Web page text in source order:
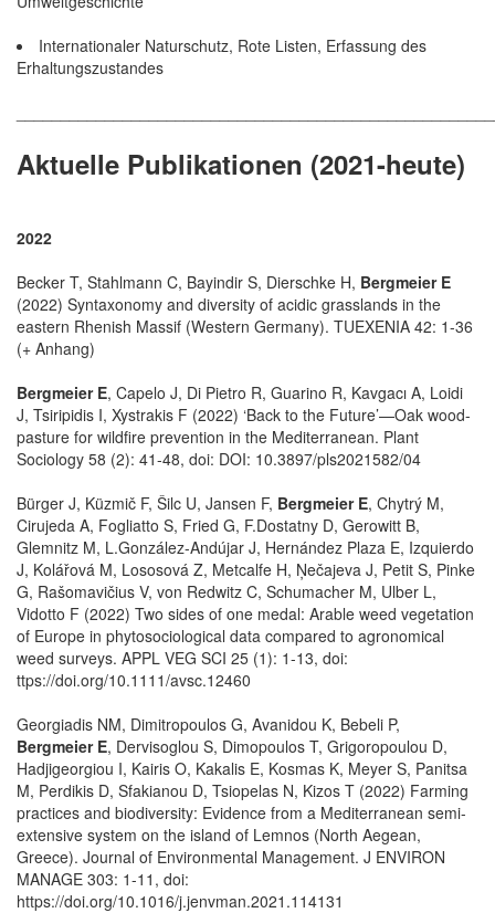
Internationaler Naturschutz, Rote Listen, Erfassung des
Erhaltungszustandes
Aktuelle Publikationen (2021-heute)
2022
Becker T, Stahlmann C, Bayindir S, Dierschke H, Bergmeier E
(2022) Syntaxonomy and diversity of acidic grasslands in the
eastern Rhenish Massif (Western Germany). TUEXENIA 42: 1-36
(+ Anhang)
Bergmeier E, Capelo J, Di Pietro R, Guarino R, Kavgacı A, Loidi
J, Tsiripidis I, Xystrakis F (2022) ‘Back to the Future’—Oak wood-
pasture for wildfire prevention in the Mediterranean. Plant
Sociology 58 (2): 41-48, doi: DOI: 10.3897/pls2021582/04
Bürger J, Küzmič F, Šilc U, Jansen F, Bergmeier E, Chytrý M,
Cirujeda A, Fogliatto S, Fried G, F.Dostatny D, Gerowitt B,
Glemnitz M, L.González-Andújar J, Hernández Plaza E, Izquierdo
J, Kolářová M, Lososová Z, Metcalfe H, Ņečajeva J, Petit S, Pinke
G, Rašomavičius V, von Redwitz C, Schumacher M, Ulber L,
Vidotto F (2022) Two sides of one medal: Arable weed vegetation
of Europe in phytosociological data compared to agronomical
weed surveys. APPL VEG SCI 25 (1): 1-13, doi:
ttps://doi.org/10.1111/avsc.12460
Georgiadis NM, Dimitropoulos G, Avanidou K, Bebeli P,
Bergmeier E, Dervisoglou S, Dimopoulos T, Grigoropoulou D,
Hadjigeorgiou I, Kairis O, Kakalis E, Kosmas K, Meyer S, Panitsa
M, Perdikis D, Sfakianou D, Tsiopelas N, Kizos T (2022) Farming
practices and biodiversity: Evidence from a Mediterranean semi-
extensive system on the island of Lemnos (North Aegean,
Greece). Journal of Environmental Management. J ENVIRON
MANAGE 303: 1-11, doi:
https://doi.org/10.1016/j.jenvman.2021.114131